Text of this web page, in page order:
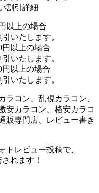
割引詳細
以上の場合
引いたします。
円以上の場合
引いたします。
円以上の場合
引いたします。
ラコン、乱視カラコン、
安カラコン、格安カラコ
販専門店、レビュー書き
トレビュー投稿で、
れます！